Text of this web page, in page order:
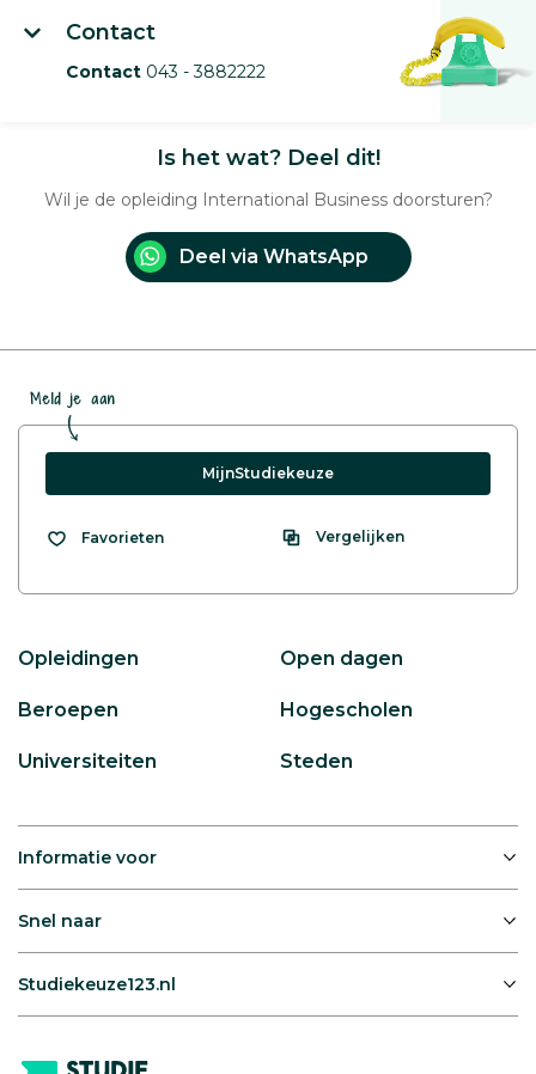
Contact
Contact 043 - 3882222
Is het wat? Deel dit!
Wil je de opleiding International Business doorsturen?
Deel via WhatsApp
Meld je aan
MijnStudiekeuze
Favorieten Vergelijken
Opleidingen Open dagen
Beroepen Hogescholen
Universiteiten Steden
Informatie voor
Snel naar
Studiekeuze123.nl